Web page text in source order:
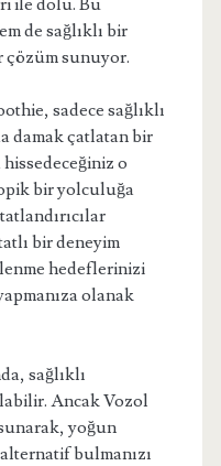
ile dolu. Bu
de sağlıklı bir
çözüm sunuyor.
sadece sağlıklı
damak çatlatan bir
o
bir yolculuğa
bir deneyim
hedeflerinizi
olanak
sağlıklı
Ancak Vozol
yoğun
bulmanızı